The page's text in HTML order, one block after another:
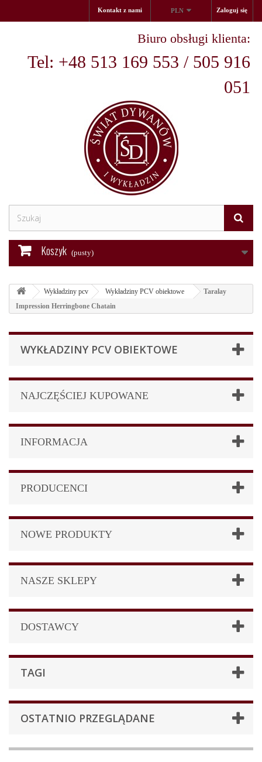
Zaloguj się
PLN
Kontakt z nami
Biuro obsługi klienta:
Tel: +48 513 169 553 / 505 916
051
Koszyk (pusty)
Wykładziny pcv Wykładziny PCV obiektowe
Taralay
Impression Herringbone Chatain
WYKŁADZINY PCV OBIEKTOWE
NAJCZĘŚCIEJ KUPOWANE
INFORMACJA
PRODUCENCI
NOWE PRODUKTY
NASZE SKLEPY
DOSTAWCY
TAGI
OSTATNIO PRZEGLĄDANE